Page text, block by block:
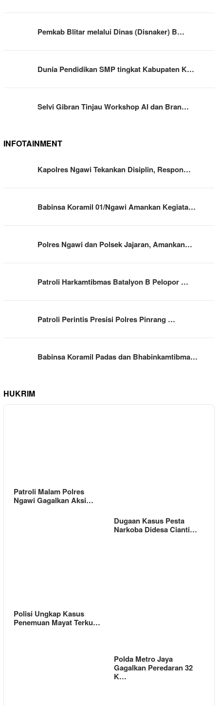
Pemkab Blitar melalui Dinas (Disnaker) B…
Dunia Pendidikan SMP tingkat Kabupaten K…
Selvi Gibran Tinjau Workshop AI dan Bran…
INFOTAINMENT
Kapolres Ngawi Tekankan Disiplin, Respon…
Babinsa Koramil 01/Ngawi Amankan Kegiata…
Polres Ngawi dan Polsek Jajaran, Amankan…
Patroli Harkamtibmas Batalyon B Pelopor …
Patroli Perintis Presisi Polres Pinrang …
Babinsa Koramil Padas dan Bhabinkamtibma…
HUKRIM
Patroli Malam Polres
Ngawi Gagalkan Aksi…
Dugaan Kasus Pesta
Narkoba Didesa Cianti…
Polisi Ungkap Kasus
Penemuan Mayat Terku…
Polda Metro Jaya
Gagalkan Peredaran 32
K…